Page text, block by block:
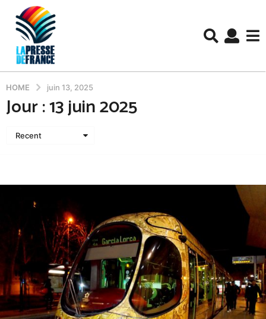
HOME juin 13, 2025
Jour :13 juin 2025
Recent